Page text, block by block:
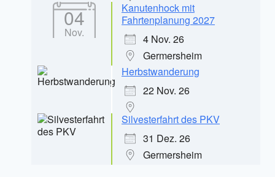
04
Nov.
Kanutenhock mit
Fahrtenplanung 2027
4 Nov. 26
Germersheim
Herbstwanderung
22 Nov. 26
Silvesterfahrt des PKV
31 Dez. 26
Germersheim